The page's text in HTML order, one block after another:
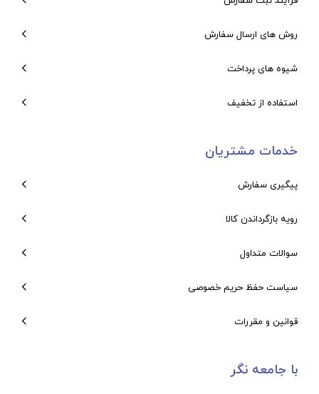
روش های ارسال سفارش
شیوه های پرداخت
استفاده از تخفیف
خدمات مشتریان
پیگیری سفارش
رویه بازگرداندن کالا
سوالات متداول
سیاست حفظ حریم خصوصی
قوانین و مقررات
با جامعه نگر